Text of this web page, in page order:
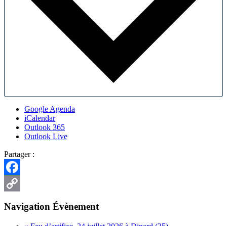
Google Agenda
iCalendar
Outlook 365
Outlook Live
Partager :
Facebook
Navigation Évènement